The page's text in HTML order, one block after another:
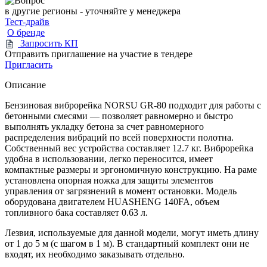
в другие регионы - уточняйте у менеджера
Тест-драйв
О бренде
Запросить КП
Отправить приглашение на участие в тендере
Пригласить
Описание
Бензиновая виброрейка NORSU GR-80 подходит для работы с
бетонными смесями — позволяет равномерно и быстро
выполнять укладку бетона за счет равномерного
распределения вибраций по всей поверхности полотна.
Собственный вес устройства составляет 12.7 кг. Виброрейка
удобна в использовании, легко переносится, имеет
компактные размеры и эргономичную конструкцию. На раме
установлена опорная ножка для защиты элементов
управления от загрязнений в момент остановки. Модель
оборудована двигателем HUASHENG 140FA, объем
топливного бака составляет 0.63 л.
Лезвия, используемые для данной модели, могут иметь длину
от 1 до 5 м (с шагом в 1 м). В стандартный комплект они не
входят, их необходимо заказывать отдельно.